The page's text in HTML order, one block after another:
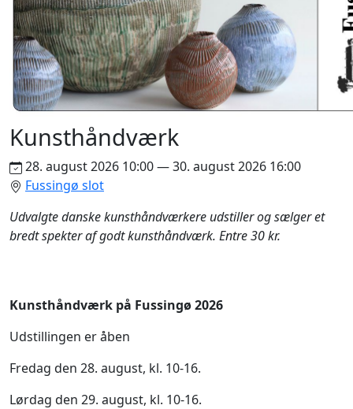
Kunsthåndværk
28. august 2026 10:00 — 30. august 2026 16:00
Fussingø slot
Udvalgte danske kunsthåndværkere udstiller og sælger et
bredt spekter af godt kunsthåndværk. Entre 30 kr.
Kunsthåndværk på Fussingø 2026
Udstillingen er åben
Fredag den 28. august, kl. 10-16.
Lørdag den 29. august, kl. 10-16.